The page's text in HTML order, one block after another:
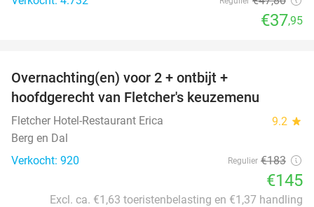
€37,95
Overnachting(en) voor 2 + ontbijt +
hoofdgerecht van Fletcher's keuzemenu
Fletcher Hotel-Restaurant Erica 9.2 star
Berg en Dal
Verkocht: 920
Regulier €183
€145
Excl. ca. €1,63 toeristenbelasting en €1,37 handling